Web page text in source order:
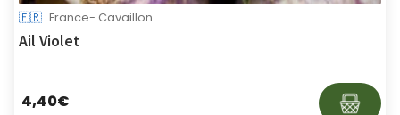
🇫🇷 France- Cavaillon
Ail Violet
4,40€